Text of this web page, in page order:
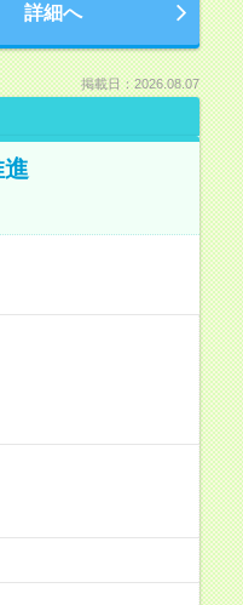
詳細へ
掲載日：2026.08.07